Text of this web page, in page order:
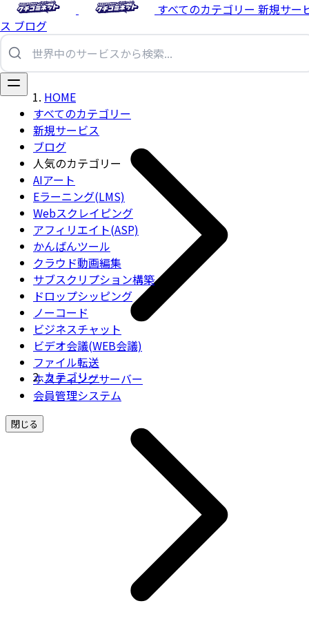
すべてのカテゴリー 新規サー
ス ブログ
すべてのカテゴリー
新規サービス
ブログ
人気のカテゴリー
AIアート
Eラーニング(LMS)
Webスクレイピング
アフィリエイト(ASP)
かんばんツール
クラウド動画編集
サブスクリプション構築
ドロップシッピング
ノーコード
ビジネスチャット
ビデオ会議(WEB会議)
ファイル転送
ホスティングサーバー
会員管理システム
閉じる
HOME
カテゴリー